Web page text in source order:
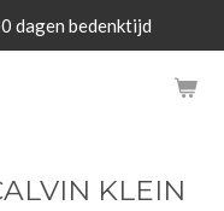
-
dagen bedenktijd
KLEIN